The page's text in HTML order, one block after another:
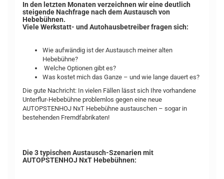
In den letzten Monaten verzeichnen wir eine deutlich
steigende Nachfrage nach dem Austausch von
Hebebühnen.
Viele Werkstatt- und Autohausbetreiber fragen sich:
Wie aufwändig ist der Austausch meiner alten
Hebebühne?
Welche Optionen gibt es?
Was kostet mich das Ganze – und wie lange dauert es?
Die gute Nachricht: In vielen Fällen lässt sich Ihre vorhandene
Unterflur-Hebebühne problemlos gegen eine neue
AUTOPSTENHOJ NxT Hebebühne austauschen – sogar in
bestehenden Fremdfabrikaten!
Die 3 typischen Austausch-Szenarien mit
AUTOPSTENHOJ NxT Hebebühnen: